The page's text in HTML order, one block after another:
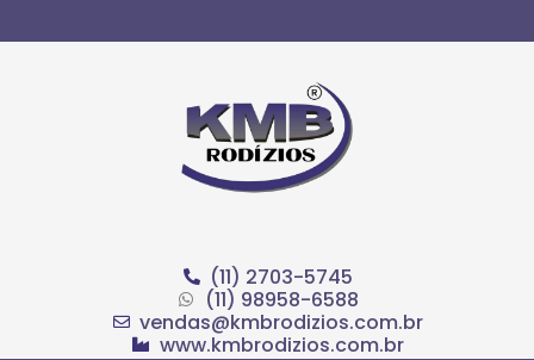
para
(11) 2703-5745
(11) 98958-6588
vendas@kmbrodizios.com.br
www.kmbrodizios.com.br